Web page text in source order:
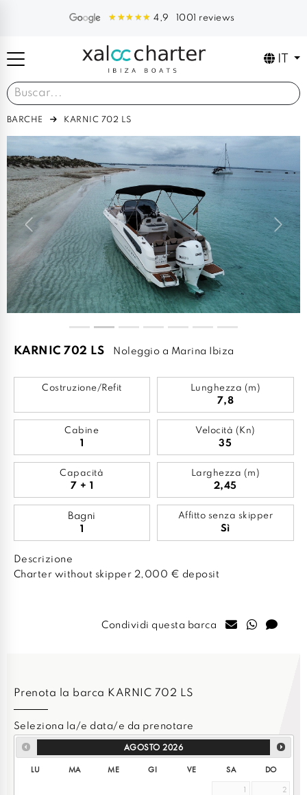
4,9 1001 reviews
IT
BARCHE KARNIC 702 LS
Previous Next
KARNIC 702 LS Noleggio a Marina Ibiza
Costruzione/Refit Lunghezza (m)
7,8
Cabine
1
Velocità (Kn)
35
Capacità
7 + 1
Larghezza (m)
2,45
Bagni
1
Affitto senza skipper
Sì
Descrizione
Charter without skipper 2,000 € deposit
Condividi questa barca
Prenota la barca KARNIC 702 LS
Seleziona la/e data/e da prenotare
AGOSTO 2026
LU MA ME GI VE SA
DO
1
2